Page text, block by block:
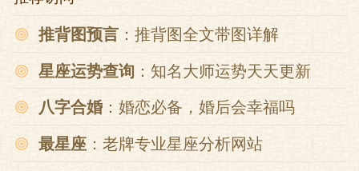
推背图预言 ：推背图全文带图详解
星座运势查询 ：知名大师运势天天更新
八字合婚 ：婚恋必备，婚后会幸福吗
最星座 ：老牌专业星座分析网站